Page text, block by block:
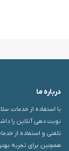
درباره ما
با استفاده از خدمات
نوبت دهی آنلاین را
تلفنی و استفاده از
همچنین برای تجربه